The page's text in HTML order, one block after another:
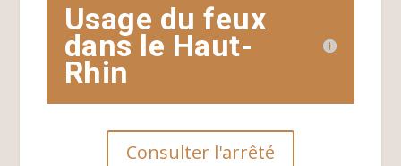
Usage du feux
dans le Haut-
Rhin
Consulter l'arrêté